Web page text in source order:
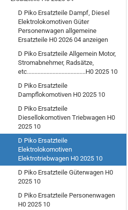
D Piko Ersatzteile Dampf, Diesel
Elektrolokomotiven Güter
Personenwagen allgemeine
Ersatzteile H0 2026 04 anzeigen
D Piko Ersatzteile Allgemein Motor,
Stromabnehmer, Radsätze,
etc.......................................H0 2025 10
D Piko Ersatzteile
Dampflokomotiven H0 2025 10
D Piko Ersatzteile
Diesellokomotiven Triebwagen H0
2025 10
D Piko Ersatzteile
Elektrolokomotiven
Elektrotriebwagen H0 2025 10
D Piko Ersatzteile Güterwagen H0
2025 10
D Piko Ersatzteile Personenwagen
H0 2025 10